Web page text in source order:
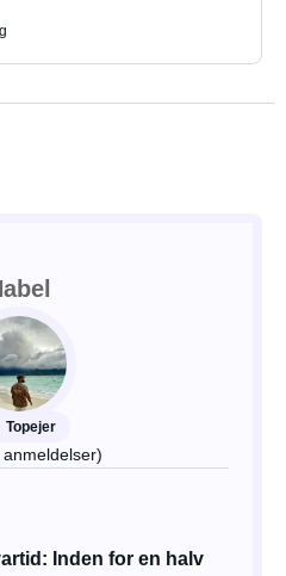
Topejer
anmeldelser)
Inden for en halv